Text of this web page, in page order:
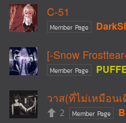
C-51
Member Page
[-Snow
Member Page
วาส(ที่ไม่เหมือน
2 Member Page